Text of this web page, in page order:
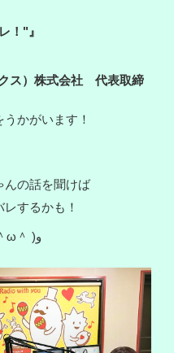
！"』
ス）株式会社 代表取締
かがいます！
んの話を聞けば
するかも！
そんなトークをお届けします٩( ＾ω＾ )و